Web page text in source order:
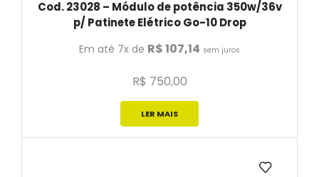
Cod. 23028 – Módulo de potência 350w/36v
p/ Patinete Elétrico Go-10 Drop
Em até 7x de R$107,14 sem juros
R$ 750,00
LER MAIS